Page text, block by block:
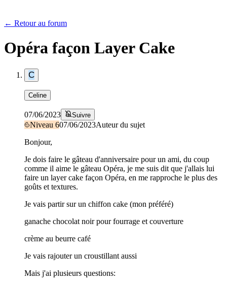
← Retour au forum
Opéra façon Layer Cake
C
Celine
07/06/2023 Suivre
Niveau 607/06/2023Auteur du sujet
Bonjour,
Je dois faire le gâteau d'anniversaire pour un ami, du coup
comme il aime le gâteau Opéra, je me suis dit que j'allais lui
faire un layer cake façon Opéra, en me rapproche le plus des
goûts et textures.
Je vais partir sur un chiffon cake (mon préféré)
ganache chocolat noir pour fourrage et couverture
crème au beurre café
Je vais rajouter un croustillant aussi
Mais j'ai plusieurs questions: